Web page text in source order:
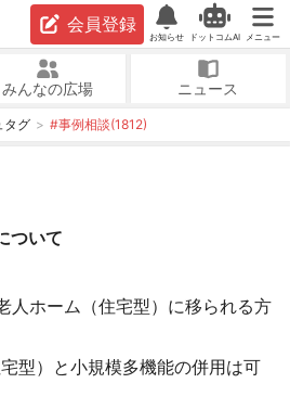
会員登録
お知らせ ドットコムAI メニュー
みんなの広場 ニュース
タグ #事例相談(1812)
ついて
人ホーム（住宅型）に移られる方
型）と小規模多機能の併用は可